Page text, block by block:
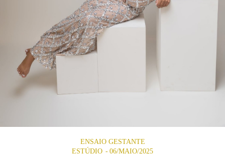
ENSAIO GESTANTE
ESTÚDIO
06/MAIO/2025